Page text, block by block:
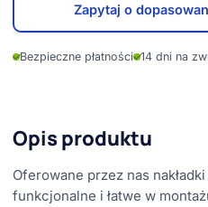
Zapytaj o
✓Bezpieczne płatności✓14 dni na
Opis produktu
Oferowane przez nas
funkcjonalne i łatwe w